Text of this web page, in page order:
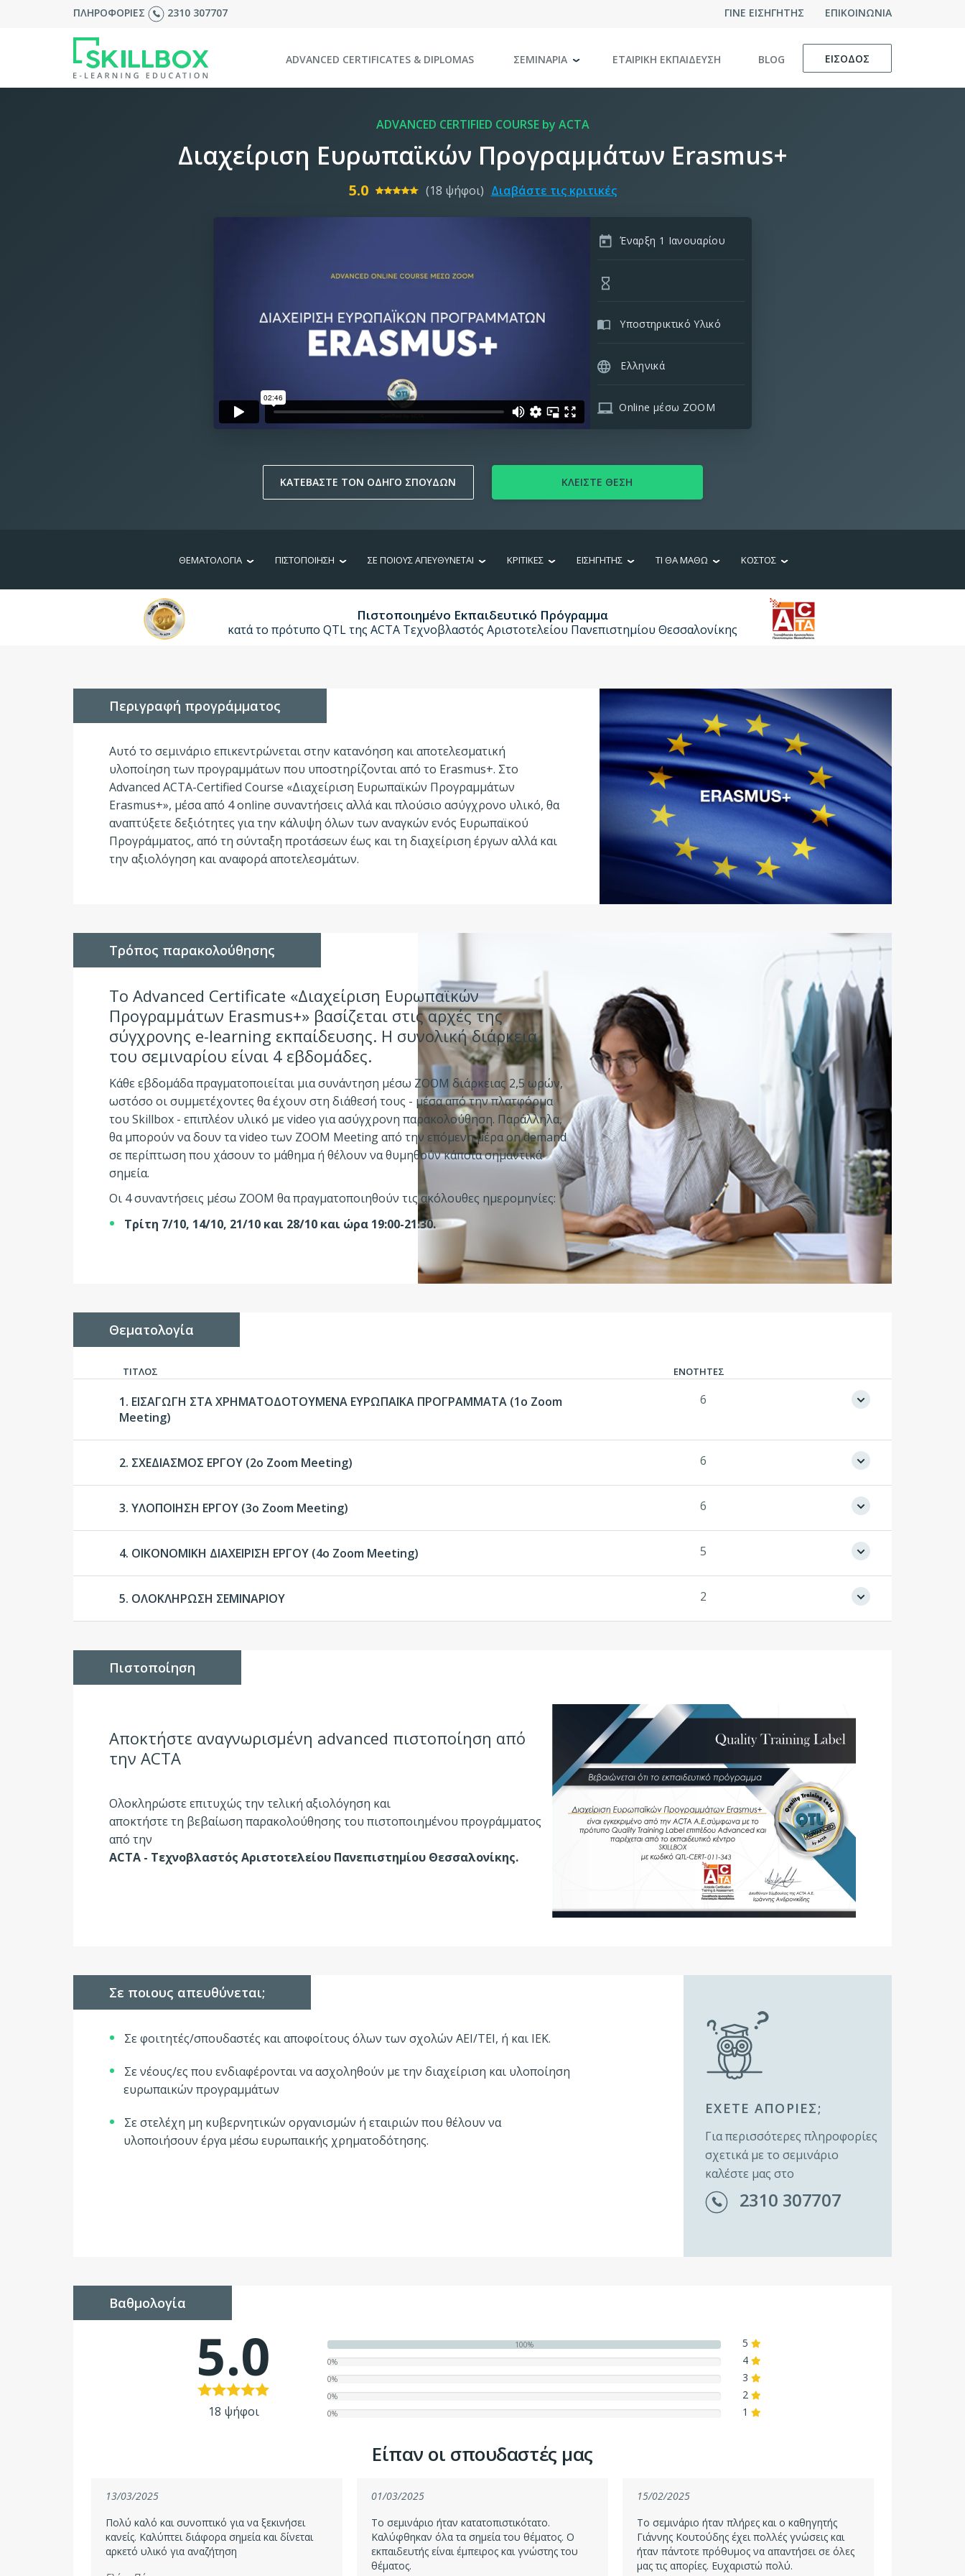
ΠΛΗΡΟΦΟΡΙΕΣ 2310 307707 ΓΙΝΕ ΕΙΣΗΓΗΤΗΣ ΕΠΙΚΟΙΝΩΝΙΑ
ΕΙΣΟΔΟΣ
ΕΤΑΙΡΙΚΗ ΕΚΠΑΙΔΕΥΣΗ BLOG
ΣΕΜΙΝΑΡΙΑ
ADVANCED CERTIFICATES & DIPLOMAS
ADVANCED CERTIFIED COURSE by ACTA
Διαχείριση Ευρωπαϊκών Προγραμμάτων Erasmus+
5.0 (18 ψήφοι) Διαβάστε τις κριτικές
Έναρξη 1 Ιανουαρίου
Υποστηρικτικό Υλικό
Ελληνικά
Online μέσω ZOOM
ΚΛΕΙΣΤΕ ΘΕΣΗ
ΚΑΤΕΒΑΣΤΕ ΤΟΝ ΟΔΗΓΟ ΣΠΟΥΔΩΝ
ΘΕΜΑΤΟΛΟΓΙΑ ΠΙΣΤΟΠΟΙΗΣΗ ΣΕ ΠΟΙΟΥΣ ΑΠΕΥΘΥΝΕΤΑΙ ΚΡΙΤΙΚΕΣ ΕΙΣΗΓΗΤΗΣ ΤΙ ΘΑ ΜΑΘΩ ΚΟΣΤΟΣ
Πιστοποιημένο Εκπαιδευτικό Πρόγραμμα
κατά το πρότυπο QTL της ACTA Τεχνοβλαστός Αριστοτελείου Πανεπιστημίου Θεσσαλονίκης
Περιγραφή προγράμματος
Αυτό το σεμινάριο επικεντρώνεται στην κατανόηση και αποτελεσματική
υλοποίηση των προγραμμάτων που υποστηρίζονται από το Erasmus+. Στο
Advanced ACTA-Certified Course «Διαχείριση Ευρωπαϊκών Προγραμμάτων
Erasmus+», μέσα από 4 online συναντήσεις αλλά και πλούσιο ασύγχρονο υλικό, θα
αναπτύξετε δεξιότητες για την κάλυψη όλων των αναγκών ενός Ευρωπαϊκού
Προγράμματος, από τη σύνταξη προτάσεων έως και τη διαχείριση έργων αλλά και
την αξιολόγηση και αναφορά αποτελεσμάτων.
Τρόπος παρακολούθησης
Το Advanced Certificate «Διαχείριση Ευρωπαϊκών
Προγραμμάτων Erasmus+» βασίζεται στις αρχές της
σύγχρονης e-learning εκπαίδευσης. Η συνολική διάρκεια
του σεμιναρίου είναι 4 εβδομάδες.
Κάθε εβδομάδα πραγματοποιείται μια συνάντηση μέσω ZOOM διάρκειας 2,5 ωρών,
ωστόσο οι συμμετέχοντες θα έχουν στη διάθεσή τους - μέσα από την πλατφόρμα
του Skillbox - επιπλέον υλικό με video για ασύγχρονη παρακολούθηση. Παράλληλα,
θα μπορούν να δουν τα video των ZOOM Meeting από την επόμενη μέρα on demand
σε περίπτωση που χάσουν το μάθημα ή θέλουν να θυμηθούν κάποια σημαντικά
σημεία.
Οι 4 συναντήσεις μέσω ZOOM θα πραγματοποιηθούν τις ακόλουθες ημερομηνίες:
Τρίτη 7/10, 14/10, 21/10 και 28/10 και ώρα 19:00-21:30.
Θεματολογία
ΤΙΤΛΟΣ ΕΝΟΤΗΤΕΣ
1. ΕΙΣΑΓΩΓΗ ΣΤΑ ΧΡΗΜΑΤΟΔΟΤΟΥΜΕΝΑ ΕΥΡΩΠΑΪΚΑ ΠΡΟΓΡΑΜΜΑΤΑ (1ο Zoom
Meeting)
6
2. ΣΧΕΔΙΑΣΜΟΣ ΕΡΓΟΥ (2ο Zoom Meeting) 6
3. ΥΛΟΠΟΙΗΣΗ ΕΡΓΟΥ (3ο Zoom Meeting) 6
4. ΟΙΚΟΝΟΜΙΚΗ ΔΙΑΧΕΙΡΙΣΗ ΕΡΓΟΥ (4ο Zoom Meeting) 5
5. ΟΛΟΚΛΗΡΩΣΗ ΣΕΜΙΝΑΡΙΟΥ 2
Πιστοποίηση
Αποκτήστε αναγνωρισμένη advanced πιστοποίηση από
την ΑCΤΑ
Ολοκληρώστε επιτυχώς την τελική αξιολόγηση και
αποκτήστε τη βεβαίωση παρακολούθησης του πιστοποιημένου προγράμματος
από την
ΑCΤΑ - Τεχνοβλαστός Αριστοτελείου Πανεπιστημίου Θεσσαλονίκης.
Σε ποιους απευθύνεται;
Σε φοιτητές/σπουδαστές και αποφοίτους όλων των σχολών ΑΕΙ/ΤΕΙ, ή και ΙΕΚ.
Σε νέους/ες που ενδιαφέρονται να ασχοληθούν με την διαχείριση και υλοποίηση
ευρωπαικών προγραμμάτων
Σε στελέχη μη κυβερνητικών οργανισμών ή εταιριών που θέλουν να
υλοποιήσουν έργα μέσω ευρωπαικής χρηματοδότησης.
ΕΧΕΤΕ ΑΠΟΡΙΕΣ;
Για περισσότερες πληροφορίες
σχετικά με το σεμινάριο
καλέστε μας στο
2310 307707
Βαθμολογία
5.0
18 ψήφοι
100% 5
0% 4
0% 3
0% 2
0% 1
Είπαν οι σπουδαστές μας
13/03/2025
Πολύ καλό και συνοπτικό για να ξεκινήσει
κανείς. Καλύπτει διάφορα σημεία και δίνεται
αρκετό υλικό για αναζήτηση
01/03/2025
Το σεμινάριο ήταν κατατοπιστικότατο.
Καλύφθηκαν όλα τα σημεία του θέματος. Ο
εκπαιδευτής είναι έμπειρος και γνώστης του
θέματος.
15/02/2025
Το σεμινάριο ήταν πλήρες και ο καθηγητής
Γιάννης Κουτούδης έχει πολλές γνώσεις και
ήταν πάντοτε πρόθυμος να απαντήσει σε όλες
μας τις απορίες. Ευχαριστώ πολύ.